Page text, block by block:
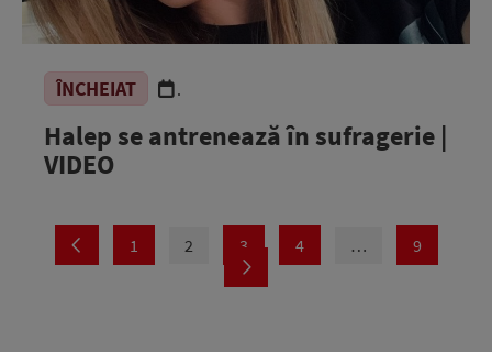
ÎNCHEIAT .
Halep se antrenează în sufragerie |
VIDEO
1 2 3 4 … 9